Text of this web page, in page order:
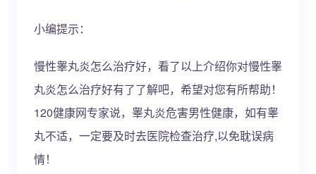
小编提示：
慢性睾丸炎怎么治疗好，看了以上介绍你对慢性睾
丸炎怎么治疗好有了了解吧，希望对您有所帮助！
120健康网专家说，睾丸炎危害男性健康，如有睾
丸不适，一定要及时去医院检查治疗,以免耽误病
情！